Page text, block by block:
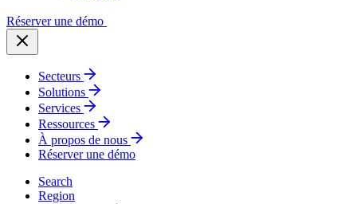
Réserver une démo
Secteurs
Solutions
Services
Ressources
À propos de nous
Réserver une démo
Search
Region